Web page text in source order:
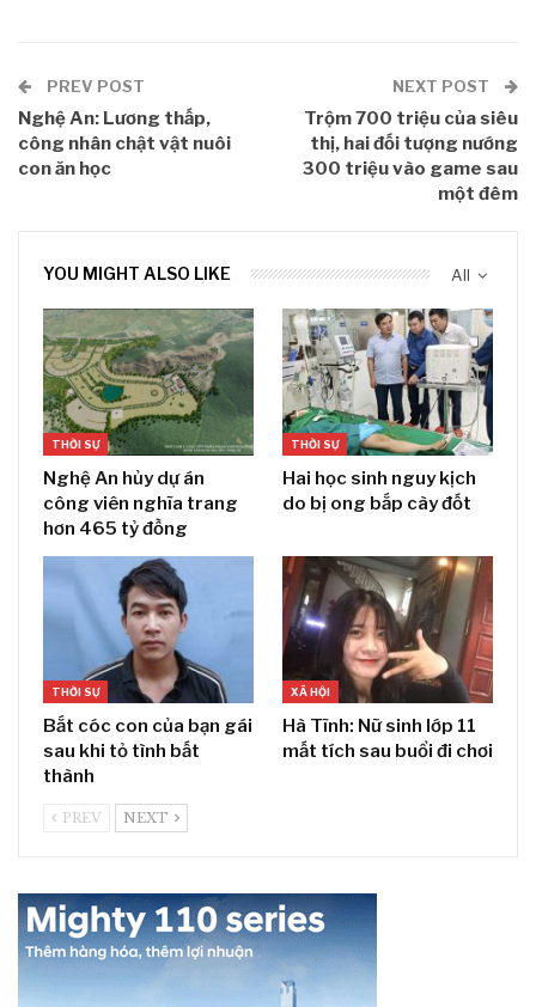
PREV POST
Nghệ An: Lương thấp,
công nhân chật vật nuôi
con ăn học
NEXT POST
Trộm 700 triệu của siêu
thị, hai đối tượng nướng
300 triệu vào game sau
một đêm
All
YOU MIGHT ALSO LIKE
THỜI SỰ
Nghệ An hủy dự án
công viên nghĩa trang
hơn 465 tỷ đồng
THỜI SỰ
Hai học sinh nguy kịch
do bị ong bắp cày đốt
THỜI SỰ
Bắt cóc con của bạn gái
sau khi tỏ tình bất
thành
XÃ HỘI
Hà Tĩnh: Nữ sinh lớp 11
mất tích sau buổi đi chơi
PREV NEXT